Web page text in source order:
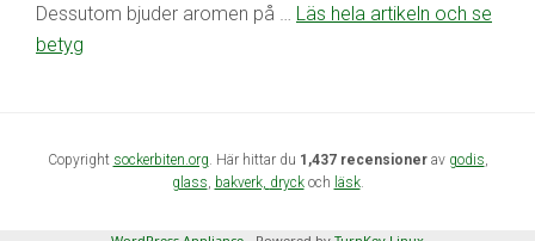
Dessutom bjuder aromen på … Läs hela artikeln och se
betyg
Copyright sockerbiten.org . Här hittar du 1,437 recensionerav godis
glass bakverk, dryckoch läsk.